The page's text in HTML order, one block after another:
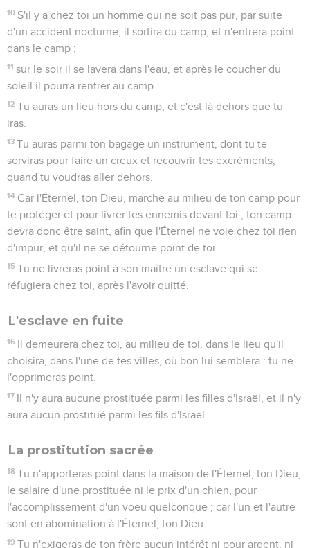
10 S'il y a chez toi un homme qui ne soit pas pur, par suite
d'un accident nocturne, il sortira du camp, et n'entrera point
dans le camp ;
11 sur le soir il se lavera dans l'eau, et après le coucher du
soleil il pourra rentrer au camp.
12 Tu auras un lieu hors du camp, et c'est là dehors que tu
iras.
13 Tu auras parmi ton bagage un instrument, dont tu te
serviras pour faire un creux et recouvrir tes excréments,
quand tu voudras aller dehors.
14 Car l'Éternel, ton Dieu, marche au milieu de ton camp pour
te protéger et pour livrer tes ennemis devant toi ; ton camp
devra donc être saint, afin que l'Éternel ne voie chez toi rien
d'impur, et qu'il ne se détourne point de toi.
15 Tu ne livreras point à son maître un esclave qui se
réfugiera chez toi, après l'avoir quitté.
L'esclave en fuite
16 Il demeurera chez toi, au milieu de toi, dans le lieu qu'il
choisira, dans l'une de tes villes, où bon lui semblera : tu ne
l'opprimeras point.
17 Il n'y aura aucune prostituée parmi les filles d'Israël, et il n'y
aura aucun prostitué parmi les fils d'Israël.
La prostitution sacrée
18 Tu n'apporteras point dans la maison de l'Éternel, ton Dieu,
le salaire d'une prostituée ni le prix d'un chien, pour
l'accomplissement d'un voeu quelconque ; car l'un et l'autre
sont en abomination à l'Éternel, ton Dieu.
19 Tu n'exigeras de ton frère aucun intérêt ni pour argent, ni